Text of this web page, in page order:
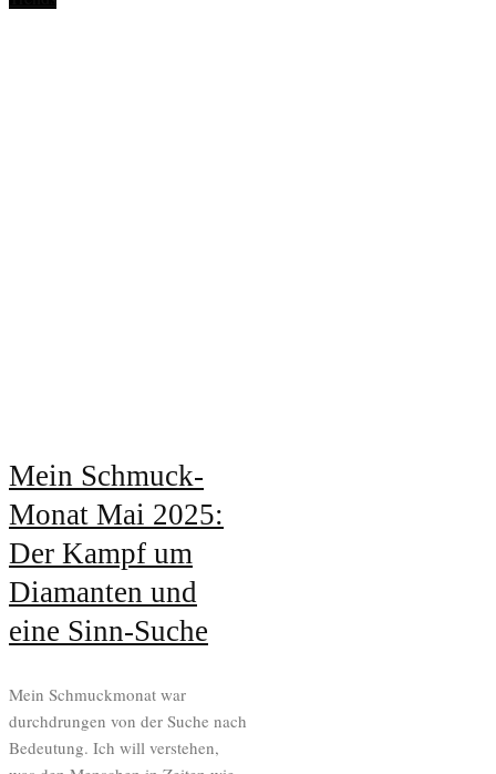
Mein Schmuck-
Monat Mai 2025:
Der Kampf um
Diamanten und
eine Sinn-Suche
Mein Schmuckmonat war
durchdrungen von der Suche nach
Bedeutung. Ich will verstehen,